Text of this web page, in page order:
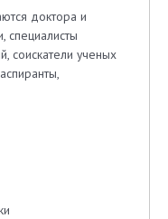
доктора и
специалисты
соискатели ученых